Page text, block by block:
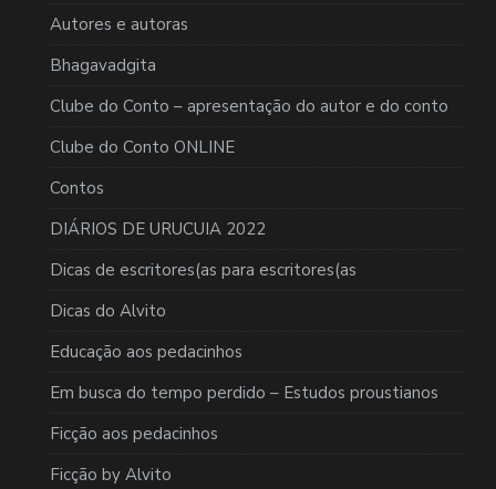
Autores e autoras
Bhagavadgita
Clube do Conto – apresentação do autor e do conto
Clube do Conto ONLINE
Contos
DIÁRIOS DE URUCUIA 2022
Dicas de escritores(as para escritores(as
Dicas do Alvito
Educação aos pedacinhos
Em busca do tempo perdido – Estudos proustianos
Ficção aos pedacinhos
Ficção by Alvito